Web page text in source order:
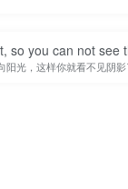
so you can not see
阳光，这样你就看不见阴影